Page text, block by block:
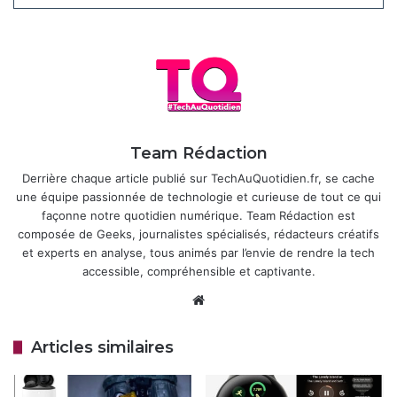
les versions Pro, Fold et même la tablette Pixel, sont
déjà en bêta Android 16 passeront automatiquement à la
nouvelle version, à condition d’avoir fait le choix de rester
Galaxy A37 et A34 : la mise à jour de
sécurité d’avril 2026 commence à
arriver
18 avril 2026
Android va enfin permettre une
18 avril 2026
Team Rédaction
Derrière chaque article publié sur TechAuQuotidien.fr, se cache
une équipe passionnée de technologie et curieuse de tout ce qui
façonne notre quotidien numérique. Team Rédaction est
composée de Geeks, journalistes spécialisés, rédacteurs créatifs
et experts en analyse, tous animés par l’envie de rendre la tech
accessible, compréhensible et captivante.
Articles similaires